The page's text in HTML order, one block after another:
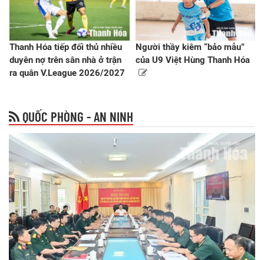
Thanh Hóa tiếp đối thủ nhiều
duyên nợ trên sân nhà ở trận
ra quân V.League 2026/2027
Người thầy kiêm “bảo mẫu”
của U9 Việt Hùng Thanh Hóa
QUỐC PHÒNG - AN NINH